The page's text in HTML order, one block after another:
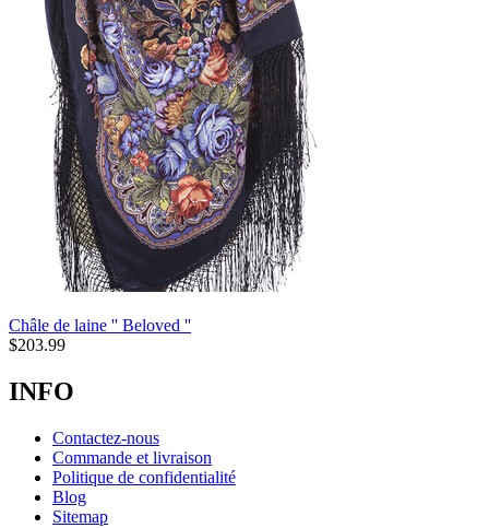
Châle de laine '' Beloved ''
$203.99
INFO
Contactez-nous
Commande et livraison
Politique de confidentialité
Blog
Sitemap